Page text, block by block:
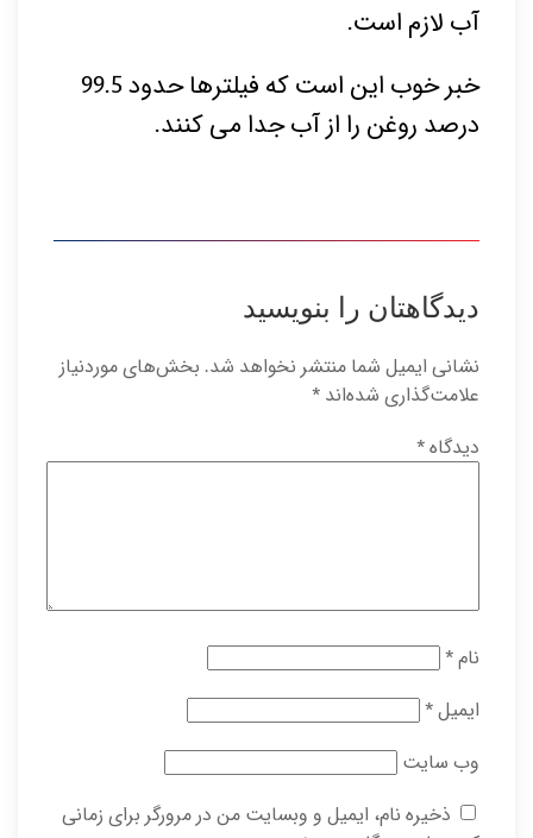
آب لازم است.
خبر خوب این است که فیلترها حدود 99.5
درصد روغن را از آب جدا می کنند.
دیدگاهتان را بنویسید
نشانی ایمیل شما منتشر نخواهد شد. بخش‌های موردنیاز
علامت‌گذاری شده‌اند *
دیدگاه *
نام *
ایمیل *
وب‌ سایت
ذخیره نام، ایمیل و وبسایت من در مرورگر برای زمانی